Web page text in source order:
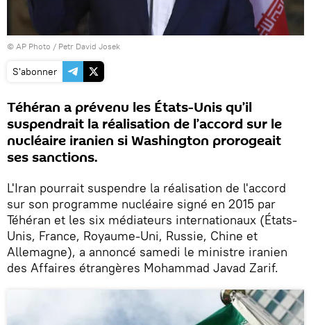
© AP Photo / Petr David Josek
S'abonner
Téhéran a prévenu les États-Unis qu’il
suspendrait la réalisation de l’accord sur le
nucléaire iranien si Washington prorogeait
ses sanctions.
L'Iran pourrait suspendre la réalisation de l'accord
sur son programme nucléaire signé en 2015 par
Téhéran et les six médiateurs internationaux (États-
Unis, France, Royaume-Uni, Russie, Chine et
Allemagne), a annoncé samedi le ministre iranien
des Affaires étrangères Mohammad Javad Zarif.